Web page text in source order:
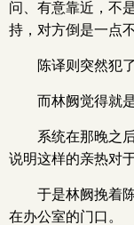
问、有意靠近，不
持，对方倒是一点
陈译则突然犯
而林阙觉得就
系统在那晚之
说明这样的亲热对
于是林阙挽着
在办公室的门口。